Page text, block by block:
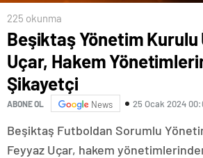
225 okunma
Beşiktaş Yönetim Kurulu
Uçar, Hakem
Şikayetçi
ABONE OL News 25 Ocak 2024
Beşiktaş Futboldan Sorumlu
Feyyaz Uçar, hakem